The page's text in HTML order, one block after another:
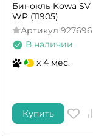
Бинокль Kowa SV
WP (11905)
Артикул 927696
В наличии
x 4 мес.
Купить